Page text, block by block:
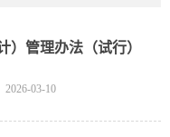
）管理办法（试行）
2026-03-10